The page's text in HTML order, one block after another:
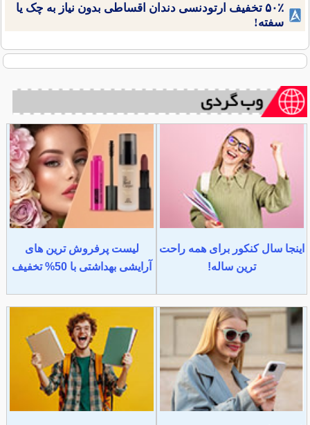
۵۰٪ تخفیف ارتودنسی دندان اقساطی بدون نیاز به چک یا
سفته!
اینجا سال کنکور برای همه راحت
ترین ساله!
لیست پرفروش ترین های
آرایشی بهداشتی با 50% تخفیف